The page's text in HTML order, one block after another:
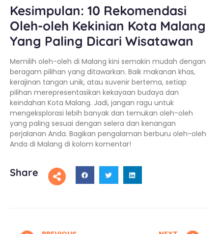
Kesimpulan: 10 Rekomendasi
Oleh-oleh Kekinian Kota Malang
Yang Paling Dicari Wisatawan
Memilih oleh-oleh di Malang kini semakin mudah dengan
beragam pilihan yang ditawarkan. Baik makanan khas,
kerajinan tangan unik, atau suvenir bertema, setiap
pilihan merepresentasikan kekayaan budaya dan
keindahan Kota Malang. Jadi, jangan ragu untuk
mengeksplorasi lebih banyak dan temukan oleh-oleh
yang paling sesuai dengan selera dan kenangan
perjalanan Anda. Bagikan pengalaman berburu oleh-oleh
Anda di Malang di kolom komentar!
Share